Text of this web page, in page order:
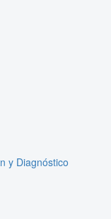
y Diagnóstico